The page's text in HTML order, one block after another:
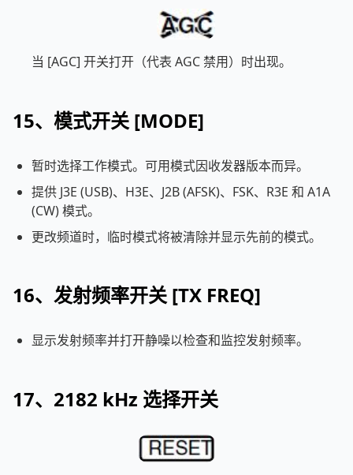
当 [AGC] 开关打开（代表 AGC 禁用）时出现。
15、模式开关 [MODE]
暂时选择工作模式。可用模式因收发器版本而异。
提供 J3E (USB)、H3E、J2B (AFSK)、FSK、R3E 和 A1A
(CW) 模式。
更改频道时，临时模式将被清除并显示先前的模式。
16、发射频率开关 [TX FREQ]
显示发射频率并打开静噪以检查和监控发射频率。
17、2182 kHz 选择开关